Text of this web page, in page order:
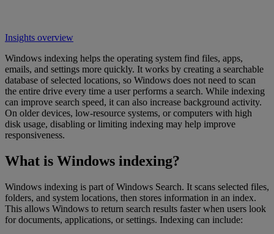
Insights overview
Windows indexing helps the operating system find files, apps,
emails, and settings more quickly. It works by creating a searchable
database of selected locations, so Windows does not need to scan
the entire drive every time a user performs a search. While indexing
can improve search speed, it can also increase background activity.
On older devices, low-resource systems, or computers with high
disk usage, disabling or limiting indexing may help improve
responsiveness.
What is Windows indexing?
Windows indexing is part of Windows Search. It scans selected files,
folders, and system locations, then stores information in an index.
This allows Windows to return search results faster when users look
for documents, applications, or settings. Indexing can include: